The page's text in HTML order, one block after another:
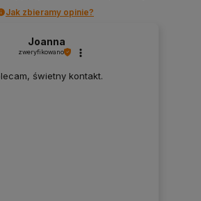
Jak zbieramy opinie?
Joanna
zweryfikowano
świetny kontakt.